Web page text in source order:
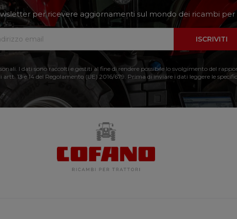
per ricevere aggiornamenti sul mondo dei ricambi per
ISCRIVITI
I dati sono raccolti e gestiti al fine di rendere possibile lo svolgimento del
13 e 14 del Regolamento (UE) 2016/679. Prima di inviare i dati leggere le